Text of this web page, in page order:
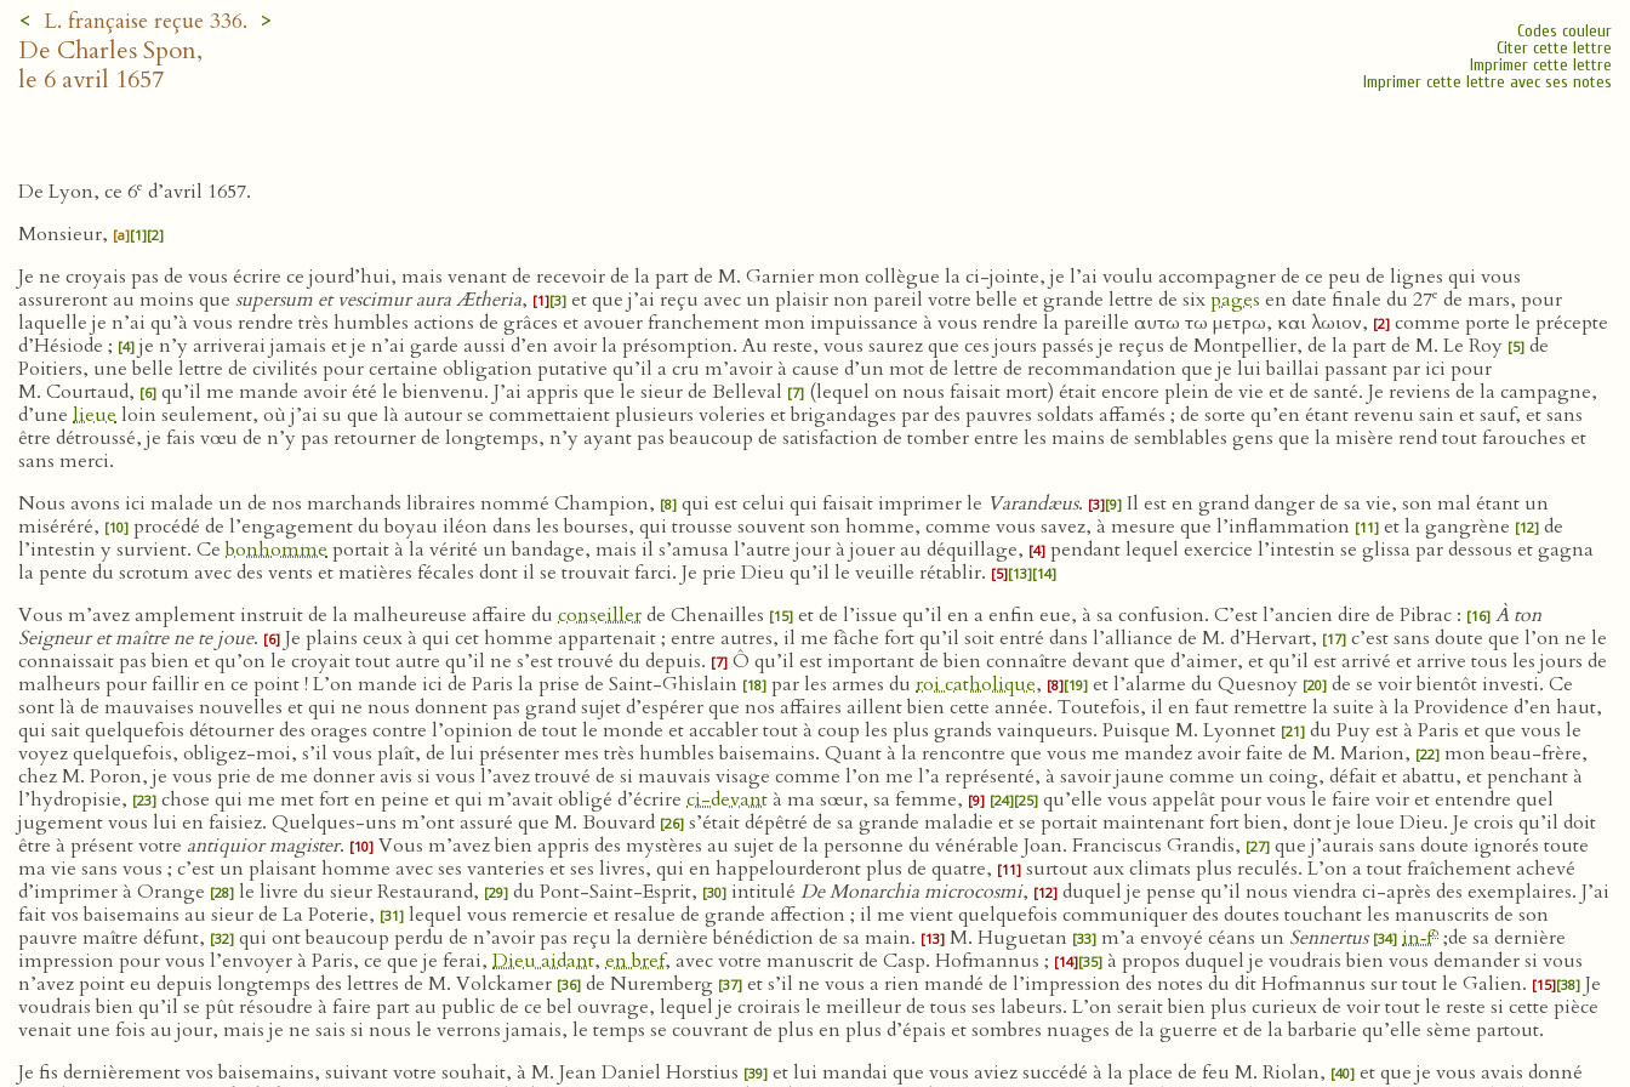
< L. française reçue 336. >
De Charles Spon,
le 6 avril 1657
Codes couleur
Citer cette lettre
Imprimer cette lettre
Imprimer cette lettre avec ses notes
De Lyon, ce 6e d’avril 1657.
Monsieur, [a][1][2]
Je ne croyais pas de vous écrire ce jourd’hui, mais venant de recevoir de la part de M. Garnier mon collègue la ci-jointe, je l’ai voulu accompagner de ce peu de lignes qui vous
assureront au moins que supersum et vescimur aura Ætheria, [1][3] et que j’ai reçu avec un plaisir non pareil votre belle et grande lettre de sixpages en date finale du 27e de mars, pour
laquelle je n’ai qu’à vous rendre très humbles actions de grâces et avouer franchement mon impuissance à vous rendre la pareille αυτω τω μετρω, και λωιον, [2] comme porte le précepte
d’Hésiode ; [4] je n’y arriverai jamais et je n’ai garde aussi d’en avoir la présomption. Au reste, vous saurez que ces jours passés je reçus de Montpellier, de la part de M. Le Roy [5] de
Poitiers, une belle lettre de civilités pour certaine obligation putative qu’il a cru m’avoir à cause d’un mot de lettre de recommandation que je lui baillai passant par ici pour
M. Courtaud, [6] qu’il me mande avoir été le bienvenu. J’ai appris que le sieur de Belleval [7] (lequel on nous faisait mort) était encore plein de vie et de santé. Je reviens de la campagne,
d’une lieueloin seulement, où j’ai su que là autour se commettaient plusieurs voleries et brigandages par des pauvres soldats affamés ; de sorte qu’en étant revenu sain et sauf, et sans
être détroussé, je fais vœu de n’y pas retourner de longtemps, n’y ayant pas beaucoup de satisfaction de tomber entre les mains de semblables gens que la misère rend tout farouches et
sans merci.
Nous avons ici malade un de nos marchands libraires nommé Champion, [8] qui est celui qui faisait imprimer le Varandæus. [3][9] Il est en grand danger de sa vie, son mal étant un
miséréré, [10] procédé de l’engagement du boyau iléon dans les bourses, qui trousse souvent son homme, comme vous savez, à mesure que l’inflammation [11] et la gangrène [12] de
l’intestin y survient. Cebonhommeportait à la vérité un bandage, mais il s’amusa l’autre jour à jouer au déquillage, [4] pendant lequel exercice l’intestin se glissa par dessous et gagna
la pente du scrotum avec des vents et matières fécales dont il se trouvait farci. Je prie Dieu qu’il le veuille rétablir. [5][13][14]
Vous m’avez amplement instruit de la malheureuse affaire du conseillerde Chenailles [15] et de l’issue qu’il en a enfin eue, à sa confusion. C’est l’ancien dire de Pibrac : [16] À ton
Seigneur et maître ne te joue. [6] Je plains ceux à qui cet homme appartenait ; entre autres, il me fâche fort qu’il soit entré dans l’alliance de M. d’Hervart, [17] c’est sans doute que l’on ne le
connaissait pas bien et qu’on le croyait tout autre qu’il ne s’est trouvé du depuis. [7] Ô qu’il est important de bien connaître devant que d’aimer, et qu’il est arrivé et arrive tous les jours de
malheurs pour faillir en ce point ! L’on mande ici de Paris la prise de Saint-Ghislain [18] par les armes du roi catholique, [8][19] et l’alarme du Quesnoy [20] de se voir bientôt investi. Ce
sont là de mauvaises nouvelles et qui ne nous donnent pas grand sujet d’espérer que nos affaires aillent bien cette année. Toutefois, il en faut remettre la suite à la Providence d’en haut,
qui sait quelquefois détourner des orages contre l’opinion de tout le monde et accabler tout à coup les plus grands vainqueurs. Puisque M. Lyonnet [21] du Puy est à Paris et que vous le
voyez quelquefois, obligez-moi, s’il vous plaît, de lui présenter mes très humbles baisemains. Quant à la rencontre que vous me mandez avoir faite de M. Marion, [22] mon beau-frère,
chez M. Poron, je vous prie de me donner avis si vous l’avez trouvé de si mauvais visage comme l’on me l’a représenté, à savoir jaune comme un coing, défait et abattu, et penchant à
l’hydropisie, [23] chose qui me met fort en peine et qui m’avait obligé d’écrire ci-devantà ma sœur, sa femme, [9] [24][25] qu’elle vous appelât pour vous le faire voir et entendre quel
jugement vous lui en faisiez. Quelques-uns m’ont assuré que M. Bouvard [26] s’était dépêtré de sa grande maladie et se portait maintenant fort bien, dont je loue Dieu. Je crois qu’il doit
être à présent votre antiquior magister. [10] Vous m’avez bien appris des mystères au sujet de la personne du vénérable Joan. Franciscus Grandis, [27] que j’aurais sans doute ignorés toute
ma vie sans vous ; c’est un plaisant homme avec ses vanteries et ses livres, qui en happelourderont plus de quatre, [11] surtout aux climats plus reculés. L’on a tout fraîchement achevé
d’imprimer à Orange [28] le livre du sieur Restaurand, [29] du Pont-Saint-Esprit, [30] intitulé De Monarchia microcosmi, [12] duquel je pense qu’il nous viendra ci-après des exemplaires. J’ai
fait vos baisemains au sieur de La Poterie, [31] lequel vous remercie et resalue de grande affection ; il me vient quelquefois communiquer des doutes touchant les manuscrits de son
pauvre maître défunt, [32] qui ont beaucoup perdu de n’avoir pas reçu la dernière bénédiction de sa main. [13] M. Huguetan [33] m’a envoyé céans un Sennertus [34] in‑fo ;de sa dernière
impression pour vous l’envoyer à Paris, ce que je ferai, Dieu aidant, en bref, avec votre manuscrit de Casp. Hofmannus ; [14][35] à propos duquel je voudrais bien vous demander si vous
n’avez point eu depuis longtemps des lettres de M. Volckamer [36] de Nuremberg [37] et s’il ne vous a rien mandé de l’impression des notes du dit Hofmannus sur tout le Galien. [15][38] Je
voudrais bien qu’il se pût résoudre à faire part au public de ce bel ouvrage, lequel je croirais le meilleur de tous ses labeurs. L’on serait bien plus curieux de voir tout le reste si cette pièce
venait une fois au jour, mais je ne sais si nous le verrons jamais, le temps se couvrant de plus en plus d’épais et sombres nuages de la guerre et de la barbarie qu’elle sème partout.
Je fis dernièrement vos baisemains, suivant votre souhait, à M. Jean Daniel Horstius [39] et lui mandai que vous aviez succédé à la place de feu M. Riolan, [40] et que je vous avais donné